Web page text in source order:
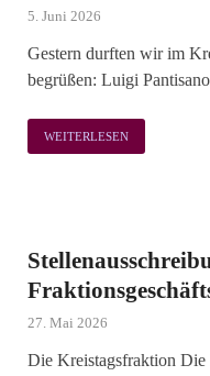
5. Juni 2026
Gestern durften wir im
begrüßen: Luigi
WEITERLESEN
27. Mai 2026
Die Kreistagsfraktion